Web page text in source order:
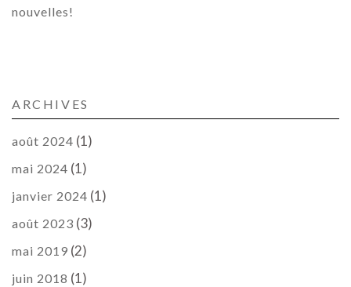
nouvelles!
ARCHIVES
août 2024 (1)
mai 2024 (1)
janvier 2024 (1)
août 2023 (3)
mai 2019 (2)
juin 2018 (1)